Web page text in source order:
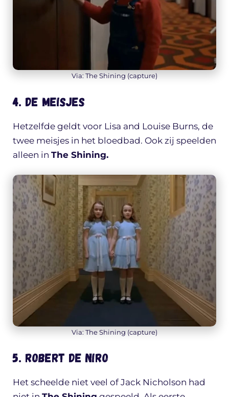
Via: The Shining (capture)
4. De meisjes
Hetzelfde geldt voor Lisa and Louise Burns, de
twee meisjes in het bloedbad. Ook zij speelden
alleen in The Shining.
Via: The Shining (capture)
5. Robert de Niro
Het scheelde niet veel of Jack Nicholson had